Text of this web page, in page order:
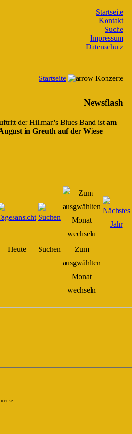
Startseite
Kontakt
Suche
Impressum
Datenschutz
Startseite Konzerte
Newsflash
der Hillman's Blues Band istam
in Greuth auf der Wiese
Heute Suchen
Zum
ausgwählten
Monat
wechseln